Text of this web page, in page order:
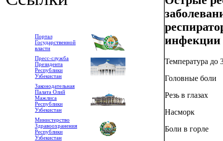
Портал
Государственной
власти
Пресс-служба
Президента
Республики
Узбекистан
Законодательная
Палата Олий
Мажлиса
Республики
Узбекистан
Министерство
Здравоохранения
Республики
Узбекистан
инфекции
Температура до
Головные боли
Резь в глазах
Насморк
Боли в горле